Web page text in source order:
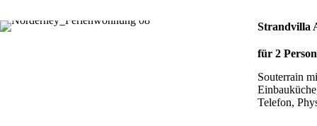
Strandvilla
für 2
Souterrain
Telefon,